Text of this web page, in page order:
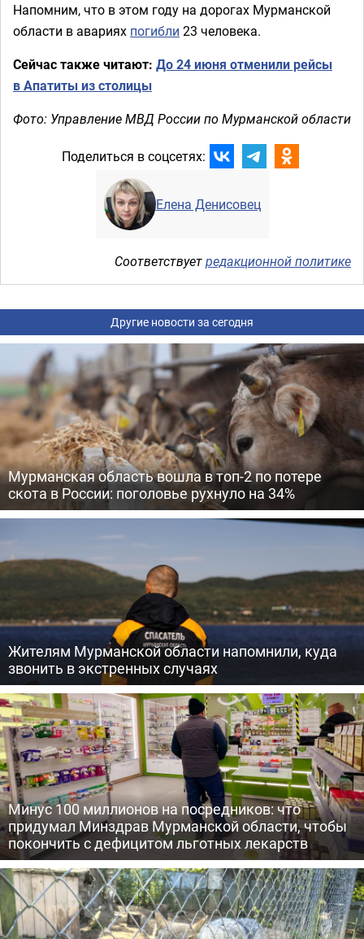
Напомним, что в этом году на дорогах Мурманской
области в авариях погибли 23 человека.
Сейчас также читают: До 24 июня отменили рейсы
в Апатиты из столицы
Фото: Управление МВД России по Мурманской области
Поделиться в соцсетях:
Елена Денисовец
Соответствуетредакционной политике
Другие новости за сегодня
Мурманская область вошла в топ-2 по потере
скота в России: поголовье рухнуло на 34%
Жителям Мурманской области напомнили, куда
звонить в экстренных случаях
Минус 100 миллионов на посредников: что
придумал Минздрав Мурманской области, чтобы
покончить с дефицитом льготных лекарств